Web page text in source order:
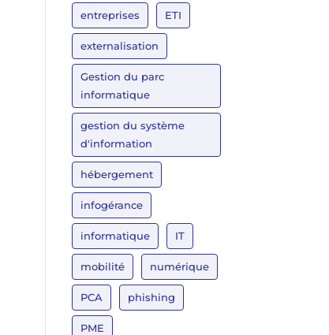
entreprises ETI
externalisation
Gestion du parc
informatique
gestion du système
d'information
hébergement
infogérance
informatique IT
mobilité numérique
PCA phishing
PME